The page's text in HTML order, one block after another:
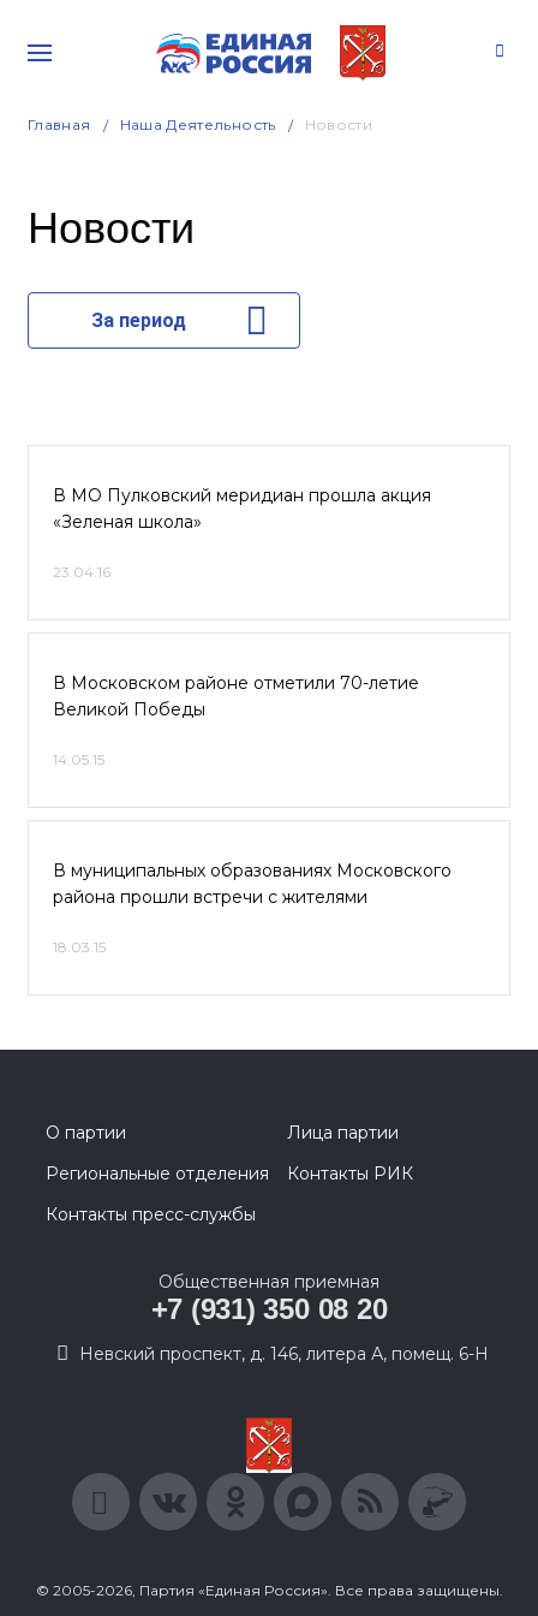
Главная Наша Деятельность Новости
Новости
За период
В МО Пулковский меридиан прошла акция
«Зеленая школа»
23.04.16
В Московском районе отметили 70-летие
Великой Победы
14.05.15
В муниципальных образованиях Московского
района прошли встречи с жителями
18.03.15
О партии
Лица партии
Региональные отделения
Контакты РИК
Контакты пресс-службы
Общественная приемная
+7 (931) 350 08 20
Невский проспект, д. 146, литера А, помещ. 6-Н
© 2005-2026, Партия «Единая Россия». Все права защищены.